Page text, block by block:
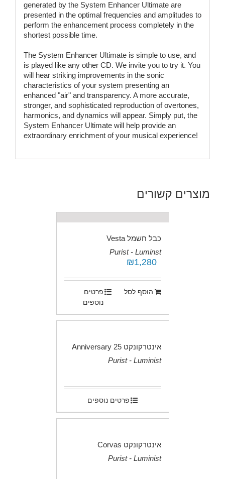
generated by the System Enhancer Ultimate are
presented in the optimal frequencies and amplitudes to
perform the enhancement process completely in the
shortest possible time.
The System Enhancer Ultimate is simple to use, and
is played like any other CD. We invite you to try it. You
will hear striking improvements in the sonic
characteristics of your system presenting an
enhanced "air" and transparency. A more accurate,
stronger, and sophisticated reproduction of overtones,
harmonics, and dynamics will appear. Simply put, the
System Enhancer Ultimate will help provide an
extraordinary enrichment of your musical experience!
מוצרים קשורים
כבל חשמל Vesta
Purist - Luminst
₪1,280
הוסף לסל
פרטים
נוספים
אינטרקונקט 25 Anniversary
Purist - Luminist
פרטים נוספים
אינטרקונקט Corvas
Purist - Luminist